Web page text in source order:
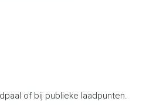
of bij publieke laadpunten.